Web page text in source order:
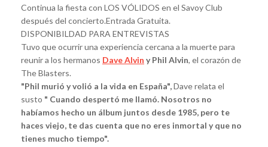
Continua la fiesta con LOS VÓLIDOS en el Savoy Club
después del concierto.Entrada Gratuita.
DISPONIBILDAD PARA ENTREVISTAS
Tuvo que ocurrir una experiencia cercana a la muerte para
reunir a los hermanos Dave Alvin y Phil Alvin, el corazón de
The Blasters.
"Phil murió y volió a la vida en España",Dave relata el
susto " Cuando despertó me llamó. Nosotros no
habíamos hecho un álbum juntos desde 1985, pero te
haces viejo, te das cuenta que no eres inmortal y que no
tienes mucho tiempo".